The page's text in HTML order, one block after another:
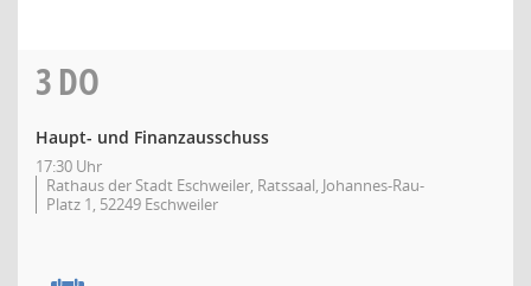
3DO
Haupt- und Finanzausschuss
17:30 Uhr
Rathaus der Stadt Eschweiler, Ratssaal, Johannes-Rau-
Platz 1, 52249 Eschweiler